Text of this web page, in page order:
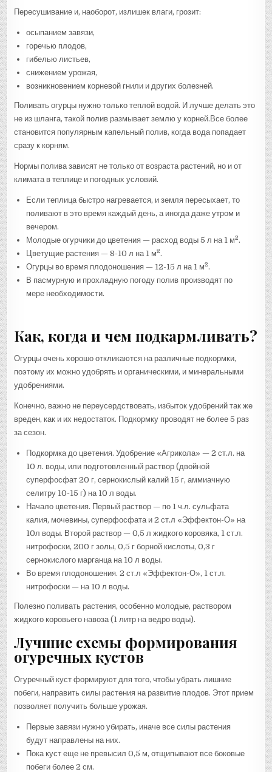
Пересушивание и, наоборот, излишек влаги, грозит:
осыпанием завязи,
горечью плодов,
гибелью листьев,
снижением урожая,
возникновением корневой гнили и других болезней.
Поливать огурцы нужно только теплой водой. И лучше делать это
не из шланга, такой полив размывает землю у корней.Все более
становится популярным капельный полив, когда вода попадает
сразу к корням.
Нормы полива зависят не только от возраста растений, но и от
климата в теплице и погодных условий.
Если теплица быстро нагревается, и земля пересыхает, то
поливают в это время каждый день, а иногда даже утром и
вечером.
Молодые огурчики до цветения — расход воды 5 л на 1 м2.
Цветущие растения — 8-10 л на 1 м2.
Огурцы во время плодоношения — 12-15 л на 1 м2.
В пасмурную и прохладную погоду полив производят по
мере необходимости.
Как, когда и чем подкармливать?
Огурцы очень хорошо откликаются на различные подкормки,
поэтому их можно удобрять и органическими, и минеральными
удобрениями.
Конечно, важно не переусердствовать, избыток удобрений так же
вреден, как и их недостаток. Подкормку проводят не более 5 раз
за сезон.
Подкормка до цветения. Удобрение «Агрикола» — 2 ст.л. на
10 л. воды, или подготовленный раствор (двойной
суперфосфат 20 г, сернокислый калий 15 г, аммиачную
селитру 10-15 г) на 10 л воды.
Начало цветения. Первый раствор — по 1 ч.л. сульфата
калия, мочевины, суперфосфата и 2 ст.л «Эффектон-О» на
10л воды. Второй раствор — 0,5 л жидкого коровяка, 1 ст.л.
нитрофоски, 200 г золы, 0,5 г борной кислоты, 0,3 г
сернокислого марганца на 10 л воды.
Во время плодоношения. 2 ст.л «Эффектон-О», 1 ст.л.
нитрофоски — на 10 л воды.
Полезно поливать растения, особенно молодые, раствором
жидкого коровьего навоза (1 литр на ведро воды).
Лучшие схемы формирования
огуречных кустов
Огуречный куст формируют для того, чтобы убрать лишние
побеги, направить силы растения на развитие плодов. Этот прием
позволяет получить больше урожая.
Первые завязи нужно убирать, иначе все силы растения
будут направлены на них.
Пока куст еще не превысил 0,5 м, отщипывают все боковые
побеги более 2 см.